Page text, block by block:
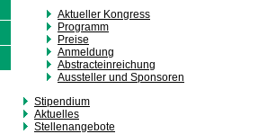
Aktueller Kongress
Programm
Preise
Anmeldung
Abstracteinreichung
Aussteller und Sponsoren
Stipendium
Aktuelles
Stellenangebote